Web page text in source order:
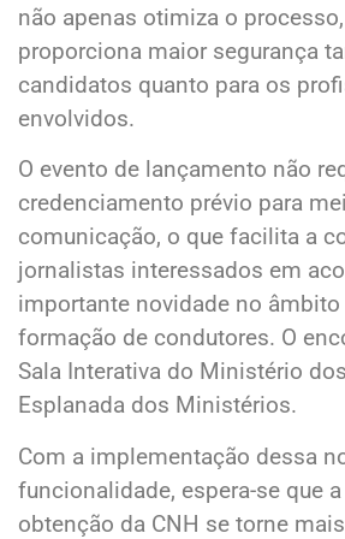
não apenas otimiza o
proporciona maior segurança
candidatos quanto para os
envolvidos.
O evento de lançamento não
credenciamento prévio para
comunicação, o que facilita a
jornalistas interessados em
importante novidade no âmbito
formação de condutores. O
Sala Interativa do Ministério
Esplanada dos Ministérios.
Com a implementação dessa
funcionalidade, espera-se que
obtenção da CNH se torne